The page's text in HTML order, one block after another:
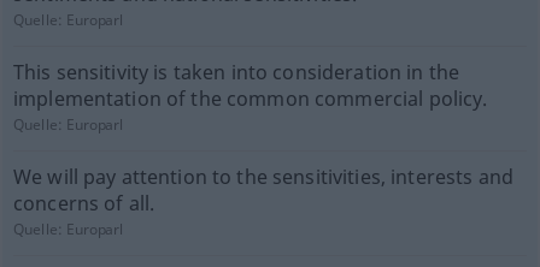
Quelle: Europarl
This sensitivity is taken into consideration in the
implementation of the common commercial policy.
Quelle: Europarl
We will pay attention to the sensitivities, interests and
concerns of all.
Quelle: Europarl